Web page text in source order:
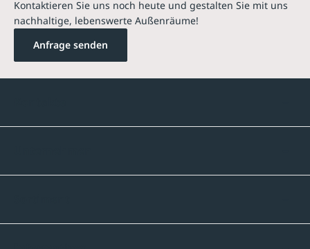
Kontaktieren Sie uns noch heute und gestalten Sie mit uns
nachhaltige, lebenswerte Außenräume!
Anfrage senden